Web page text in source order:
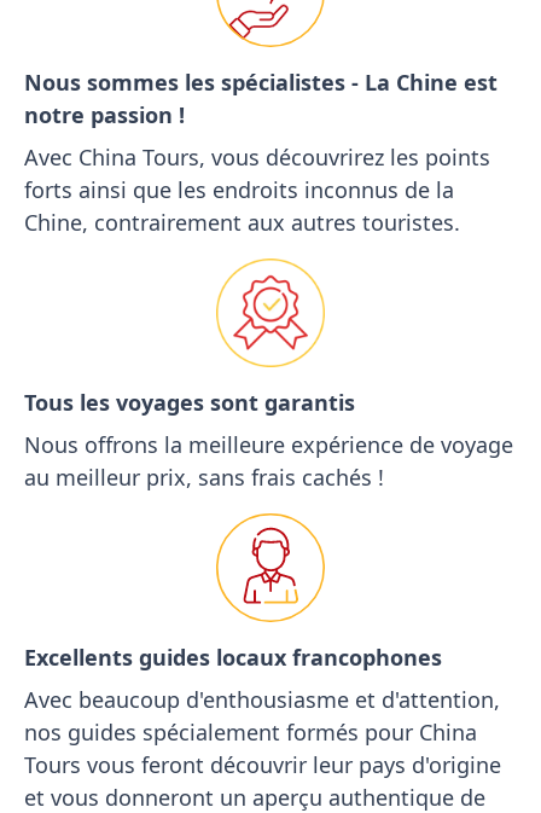
Nous sommes les spécialistes - La Chine est
notre passion !
Avec China Tours, vous découvrirez les points
forts ainsi que les endroits inconnus de la
Chine, contrairement aux autres touristes.
Tous les voyages sont garantis
Nous offrons la meilleure expérience de voyage
au meilleur prix, sans frais cachés !
Excellents guides locaux francophones
Avec beaucoup d'enthousiasme et d'attention,
nos guides spécialement formés pour China
Tours vous feront découvrir leur pays d'origine
et vous donneront un aperçu authentique de